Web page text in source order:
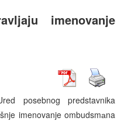
imenovanje
posebnog predstavnika
imenovanje ombudsmаna